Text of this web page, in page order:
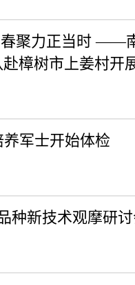
聚力正当时 ——
樟树市上姜村开
养军士开始体检
种新技术观摩研